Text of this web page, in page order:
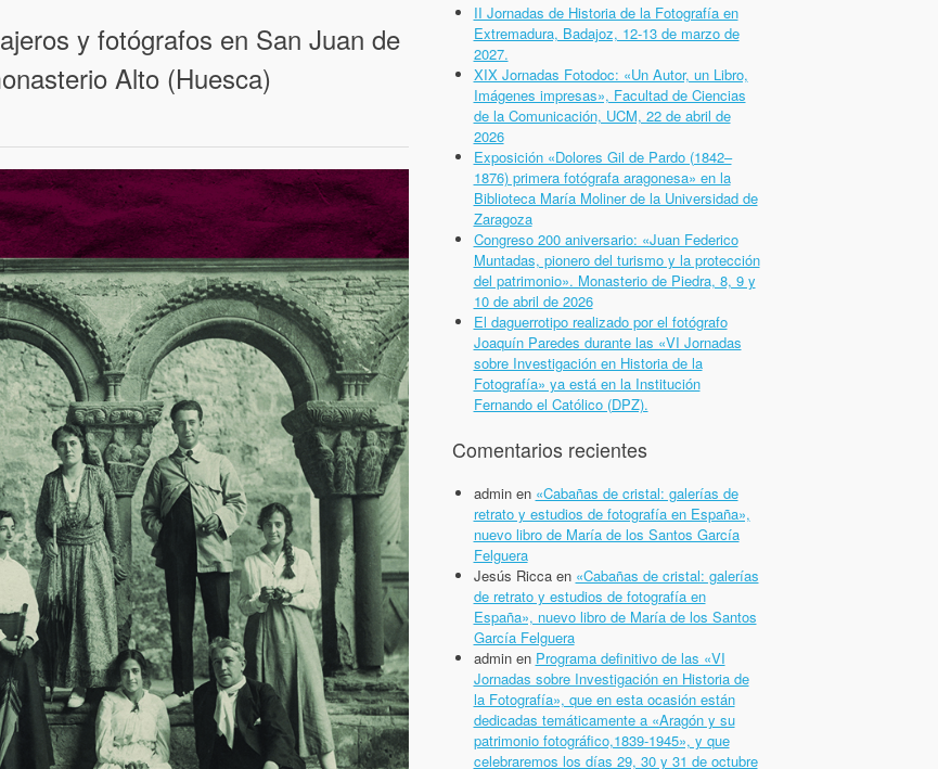
y fotógrafos en San Juan de
Alto (Huesca)
II Jornadas de Historia de la Fotografía en
Extremadura, Badajoz, 12-13 de marzo de
2027.
XIX Jornadas Fotodoc: «Un Autor, un Libro,
Imágenes impresas», Facultad de Ciencias
de la Comunicación, UCM, 22 de abril de
2026
Exposición «Dolores Gil de Pardo (1842–
1876) primera fotógrafa aragonesa» en la
Biblioteca María Moliner de la Universidad de
Zaragoza
Congreso 200 aniversario: «Juan Federico
Muntadas, pionero del turismo y la protección
del patrimonio». Monasterio de Piedra, 8, 9 y
10 de abril de 2026
El daguerrotipo realizado por el fotógrafo
Joaquín Paredes durante las «VI Jornadas
sobre Investigación en Historia de la
Fotografía» ya está en la Institución
Fernando el Católico (DPZ).
Comentarios recientes
adminen «Cabañas de cristal: galerías de
retrato y estudios de fotografía en España»,
nuevo libro de María de los Santos García
Felguera
Jesús Riccaen «Cabañas de cristal: galerías
de retrato y estudios de fotografía en
España», nuevo libro de María de los Santos
García Felguera
adminen Programa definitivo de las «VI
Jornadas sobre Investigación en Historia de
la Fotografía», que en esta ocasión están
dedicadas temáticamente a «Aragón y su
patrimonio fotográfico,1839-1945», y que
celebraremos los días 29, 30 y 31 de octubre